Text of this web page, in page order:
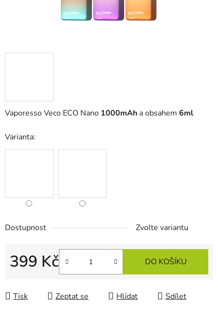
Vaporesso Veco ECO Nano 1000mAh a obsahem 6ml
Varianta:
Dostupnost Zvolte variantu
399 Kč DO KOŠÍKU
Tisk Zeptat se Hlídat Sdílet